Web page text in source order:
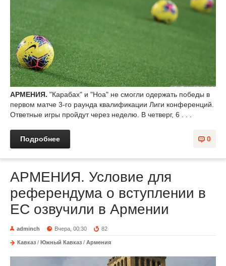
АРМЕНИЯ. "Карабах" и "Ноа" не смогли одержать победы в
первом матче 3-го раунда квалификации Лиги конференций.
Ответные игры пройдут через неделю. В четверг, 6 . . .
0
Подробнее
АРМЕНИЯ. Условие для
референдума о вступлении в
ЕС озвучили в Армении
adminch Вчера, 00:30 82
Кавказ / Южный Кавказ / Армения